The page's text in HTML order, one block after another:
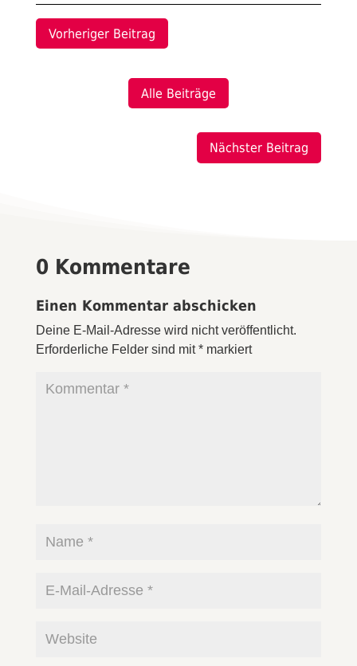
Vorheriger Beitrag
Alle Beiträge
Nächster Beitrag
0 Kommentare
Einen Kommentar abschicken
Deine E-Mail-Adresse wird nicht veröffentlicht.
Erforderliche Felder sind mit*markiert